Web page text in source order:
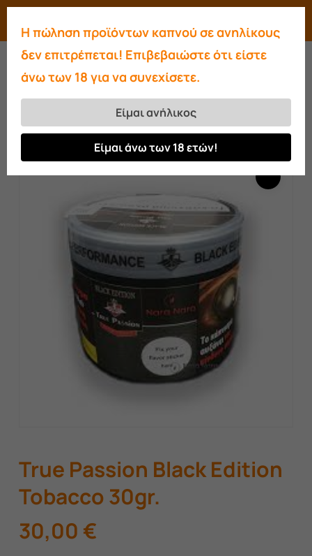
Skip
main
content
searchaccount
Αρχική σελίδα Καπνοί
True Passion
Luxury Tobacco
True Passion Black Edition
Tobacco 30gr.
True Passion Black Edition
Tobacco 30gr.
30,00 €
Close
Η πώληση προϊόντων καπνού σε ανηλίκους
δεν επιτρέπεται! Επιβεβαιώστε ότι είστε
άνω των 18 για να συνεχίσετε.
Είμαι ανήλικος
Είμαι άνω των 18 ετών!